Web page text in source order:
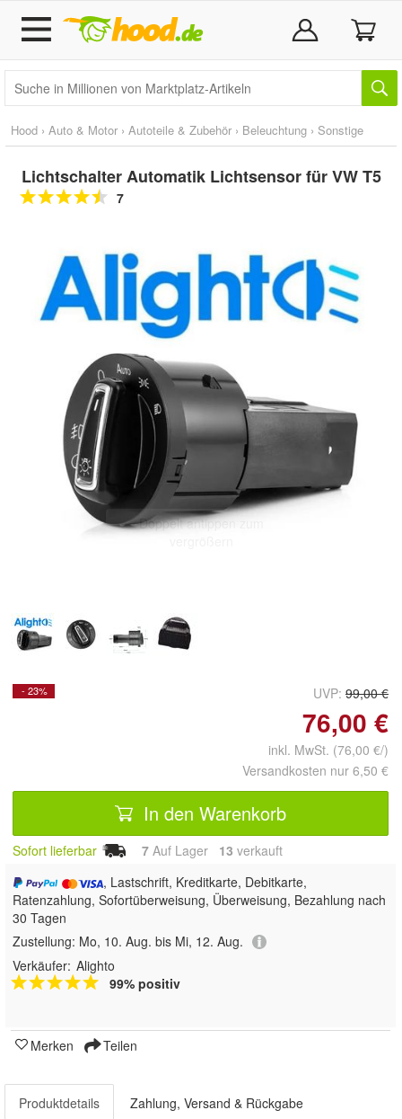
Hood › Auto & Motor › Autoteile & Zubehör › Beleuchtung › Sonstige
Lichtschalter Automatik Lichtsensor für VW T5
7
Doppelt antippen zum
- 23% UVP: 99,00 €
76,00 €
inkl. MwSt. (76,00 €/)
Versandkosten nur 6,50 €
In den Warenkorb
Sofort lieferbar 7 Auf Lager 13 verkauft
, Lastschrift, Kreditkarte, Debitkarte,
Ratenzahlung, Sofortüberweisung, Überweisung, Bezahlung nach
30 Tagen
Zustellung: Mo, 10. Aug. bis Mi, 12. Aug.
Verkäufer: Alighto
99% positiv
Merken Teilen
Produktdetails Zahlung, Versand & Rückgabe